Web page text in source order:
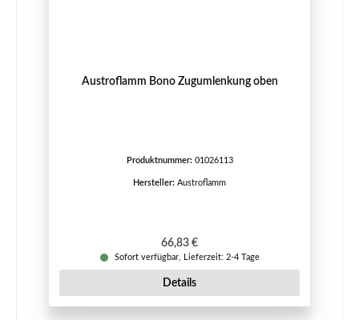
Austroflamm Bono Zugumlenkung oben
Produktnummer: 01026113
Hersteller: Austroflamm
Regulärer Preis:
66,83 €
Sofort verfügbar, Lieferzeit: 2-4 Tage
Details